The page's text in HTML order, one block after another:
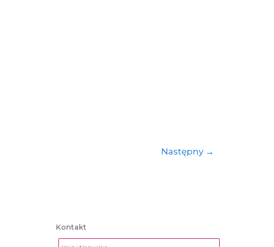
Następny →
Kontakt